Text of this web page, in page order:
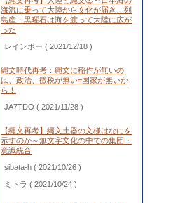
海流に乗って大陸から文化が届き、列
島産・黒曜石は海を渡って大陸に広が
った
レインボー ( 2021/12/18 )
縄文時代再考：縄文に稲作が無いの
は、政治、徴税が無い=国家が無いか
ら！
JA7TDO ( 2021/11/28 )
【縄文再考】縄文土器の文様はなにを
示すのか～無文字文化の中での集団・
意識統合
sibata-h ( 2021/10/26 )
ミトラ ( 2021/10/24 )